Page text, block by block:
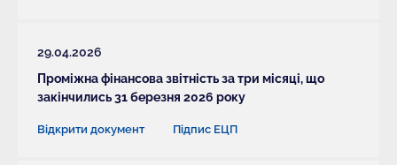
Проміжна фінансова звітність за три місяці, що
закінчились 31 березня 2026 року
29.04.2026
Відкрити документ Підпис ЕЦП